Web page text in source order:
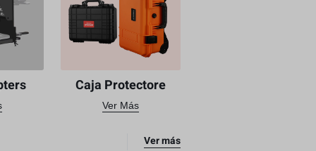
Caja Protectore
Ver Más
Ver más